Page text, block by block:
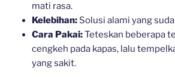
mati rasa.
Kelebihan:Solusi alami yang
Cara Pakai:Teteskan beberapa
cengkeh pada kapas, lalu
yang sakit.